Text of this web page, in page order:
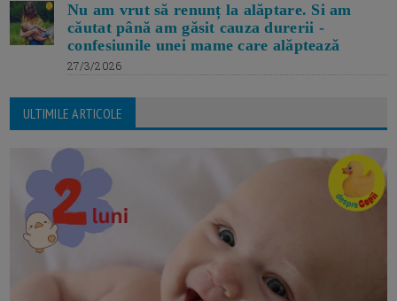
Nu am vrut să renunț la alăptare. Si am
căutat până am găsit cauza durerii -
confesiunile unei mame care alăptează
27/3/2026
ULTIMILE ARTICOLE